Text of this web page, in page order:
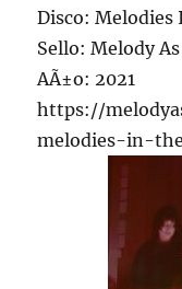
Disco: Melodies
Sello: Melody
AÃ±o: 2021
https://
melodies-in-